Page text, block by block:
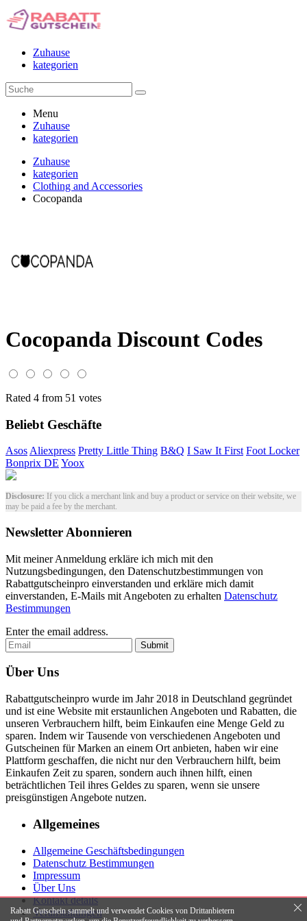
Zuhause
kategorien
Menu
Zuhause
kategorien
Zuhause
kategorien
Clothing and Accessories
Cocopanda
Cocopanda Discount Codes
Rated 4 from 51 votes
Beliebt Geschäfte
Asos Aliexpress Pretty Little Thing B&Q I Saw It First Foot Locker
Bonprix DE Yoox
Disclosure: If you click a merchant link and buy a product or service on their website, we
may be paid a fee by the merchant.
Newsletter Abonnieren
Mit meiner Anmeldung erkläre ich mich mit den
Nutzungsbedingungen, den Datenschutzbestimmungen von
Rabattgutscheinpro einverstanden und erkläre mich damit
einverstanden, E-Mails mit Angeboten zu erhalten Datenschutz
Bestimmungen
Enter the email address.
Submit
Über Uns
Rabattgutscheinpro wurde im Jahr 2018 in Deutschland gegründet
und ist eine Website mit erstaunlichen Angeboten und Rabatten, die
unseren Verbrauchern hilft, beim Einkaufen eine Menge Geld zu
sparen. Indem wir Tausende von verschiedenen Angeboten und
Gutscheinen für Marken an einem Ort anbieten, haben wir eine
Plattform geschaffen, die nicht nur den Verbrauchern hilft, beim
Einkaufen Zeit zu sparen, sondern auch ihnen hilft, einen
beträchtlichen Teil ihres Geldes zu sparen, wenn sie unsere
preisgünstigen Angebote nutzen.
Allgemeines
Allgemeine Geschäftsbedingungen
Datenschutz Bestimmungen
Impressum
Über Uns
Kontakt details
Veranstaltungen
Rabatt Gutschein sammelt und verwendet Cookies von Drittanbietern